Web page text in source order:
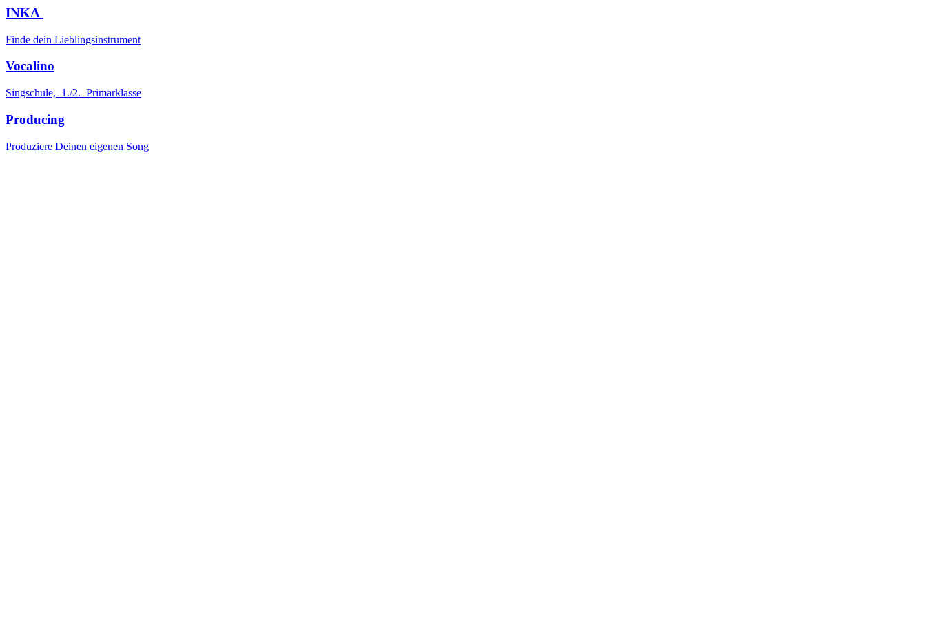
INKA
Finde dein Lieblingsinstrument
Vocalino
Singschule, 1./2. Primarklasse
Producing
Produziere Deinen eigenen Song